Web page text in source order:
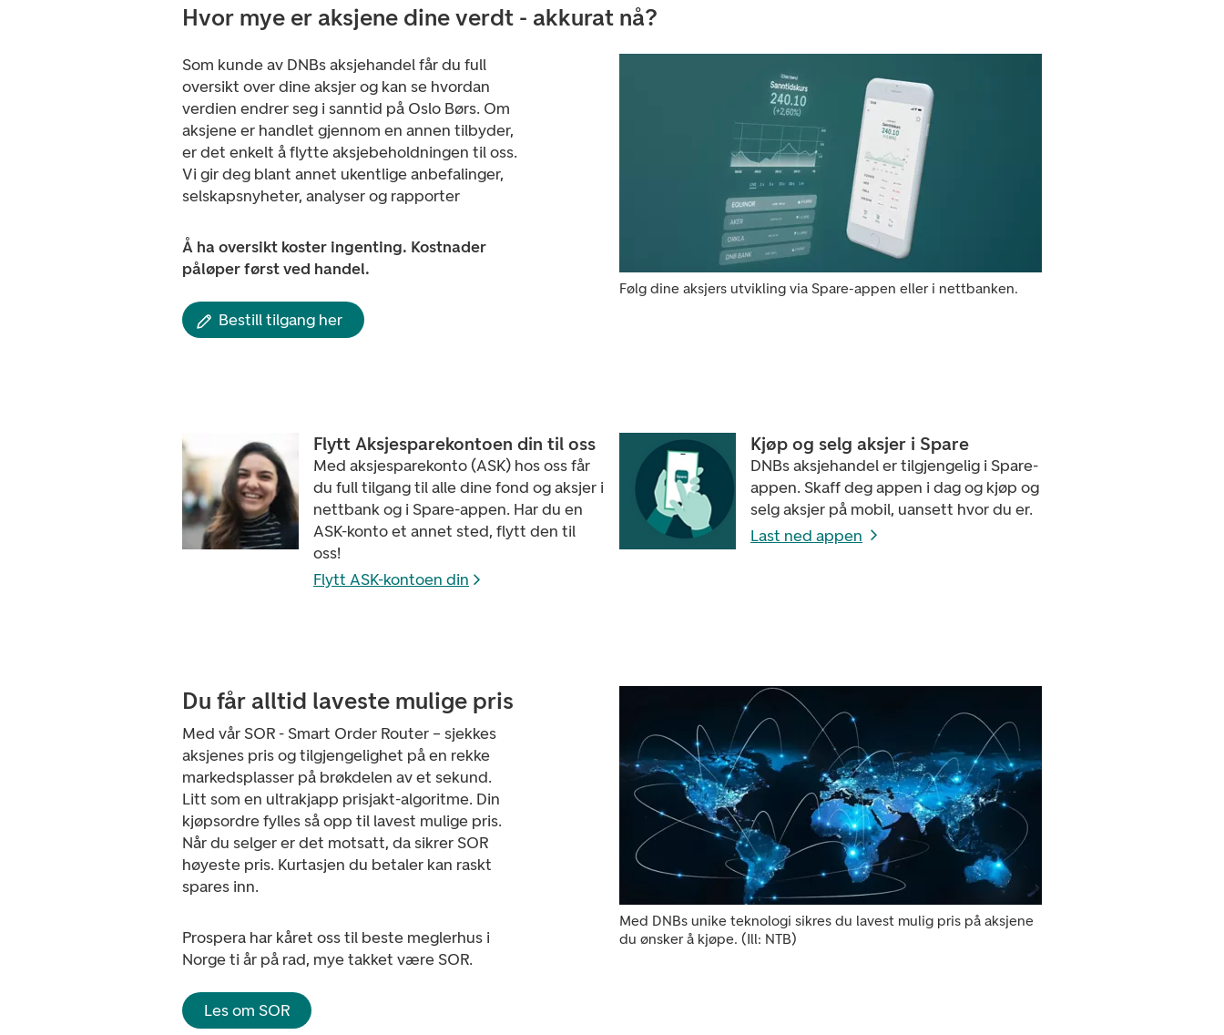
Hvor mye er aksjene dine verdt - akkurat nå?
Følg dine aksjers utvikling via Spare-appen eller i nettbanken.
Som kunde av DNBs aksjehandel får du full
oversikt over dine aksjer og kan se hvordan
verdien endrer seg i sanntid på Oslo Børs. Om
aksjene er handlet gjennom en annen tilbyder,
er det enkelt å flytte aksjebeholdningen til oss.
Vi gir deg blant annet ukentlige anbefalinger,
selskapsnyheter, analyser og rapporter
Å ha oversikt koster ingenting. Kostnader
påløper først ved handel.
Bestill tilgang her
Flytt Aksjesparekontoen din til oss
Med aksjesparekonto (ASK) hos oss får
du full tilgang til alle dine fond og aksjer i
nettbank og i Spare-appen. Har du en
ASK-konto et annet sted, flytt den til
oss!
Flytt ASK-kontoen din
Kjøp og selg aksjer i Spare
DNBs aksjehandel er tilgjengelig i Spare-
appen. Skaff deg appen i dag og kjøp og
selg aksjer på mobil, uansett hvor du er.
Last ned appen
Med DNBs unike teknologi sikres du lavest mulig pris på aksjene
du ønsker å kjøpe. (Ill: NTB)
Du får alltid laveste mulige pris
Med vår SOR - Smart Order Router – sjekkes
aksjenes pris og tilgjengelighet på en rekke
markedsplasser på brøkdelen av et sekund.
Litt som en ultrakjapp prisjakt-algoritme. Din
kjøpsordre fylles så opp til lavest mulige pris.
Når du selger er det motsatt, da sikrer SOR
høyeste pris. Kurtasjen du betaler kan raskt
spares inn.
Prospera har kåret oss til beste meglerhus i
Norge ti år på rad, mye takket være SOR.
Les om SOR